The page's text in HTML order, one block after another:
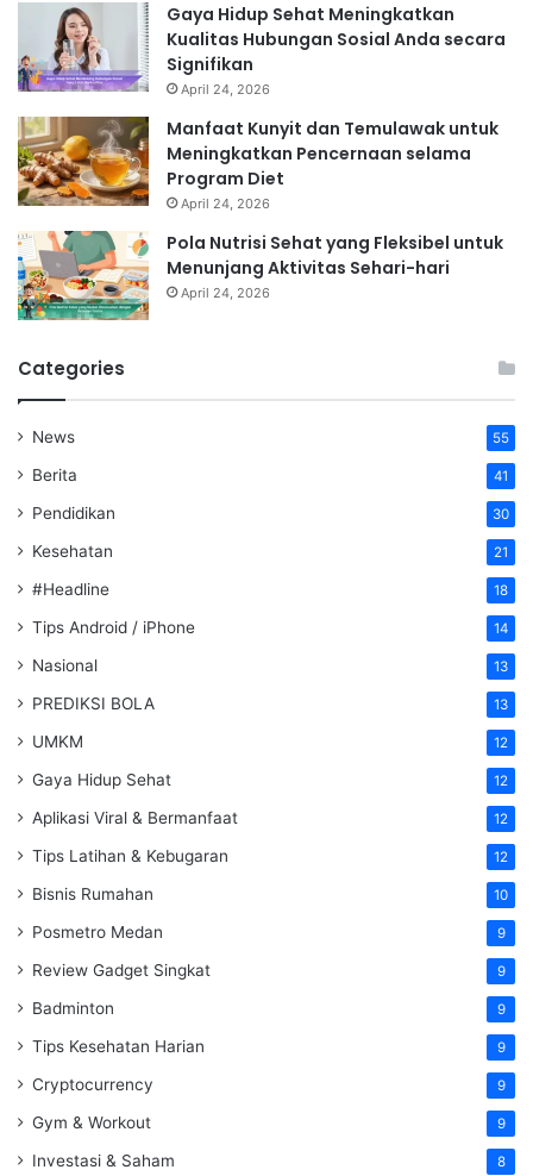
Gaya Hidup Sehat Meningkatkan
Kualitas Hubungan Sosial Anda secara
Signifikan
April 24, 2026
Manfaat Kunyit dan Temulawak untuk
Meningkatkan Pencernaan selama
Program Diet
April 24, 2026
Pola Nutrisi Sehat yang Fleksibel untuk
Menunjang Aktivitas Sehari-hari
April 24, 2026
Categories
News 55
Berita 41
Pendidikan 30
Kesehatan 21
#Headline 18
Tips Android / iPhone 14
Nasional 13
PREDIKSI BOLA 13
UMKM 12
Gaya Hidup Sehat 12
Aplikasi Viral & Bermanfaat 12
Tips Latihan & Kebugaran 12
Bisnis Rumahan 10
Posmetro Medan 9
Review Gadget Singkat 9
Badminton 9
Tips Kesehatan Harian 9
Cryptocurrency 9
Gym & Workout 9
Investasi & Saham 8